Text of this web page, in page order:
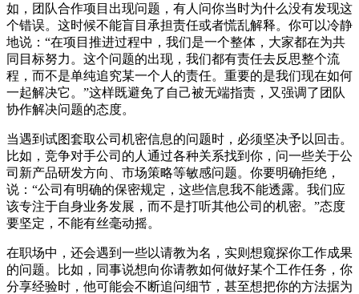
如，团队合作项目出现问题，有人问你当时为什么没有发现这
个错误。这时候不能盲目承担责任或者慌乱解释。你可以冷静
地说：“在项目推进过程中，我们是一个整体，大家都在为共
同目标努力。这个问题的出现，我们都有责任去反思整个流
程，而不是单纯追究某一个人的责任。重要的是我们现在如何
一起解决它。”这样既避免了自己被无端指责，又强调了团队
协作解决问题的态度。
当遇到试图套取公司机密信息的问题时，必须坚决予以回击。
比如，竞争对手公司的人通过各种关系找到你，问一些关于公
司新产品研发方向、市场策略等敏感问题。你要明确拒绝，
说：“公司有明确的保密规定，这些信息我不能透露。我们应
该专注于自身业务发展，而不是打听其他公司的机密。”态度
要坚定，不能有丝毫动摇。
在职场中，还会遇到一些以请教为名，实则想窥探你工作成果
的问题。比如，同事说想向你请教如何做好某个工作任务，你
分享经验时，他可能会不断追问细节，甚至想把你的方法据为